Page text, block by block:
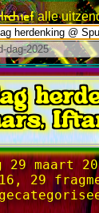
alle
29 maart
29